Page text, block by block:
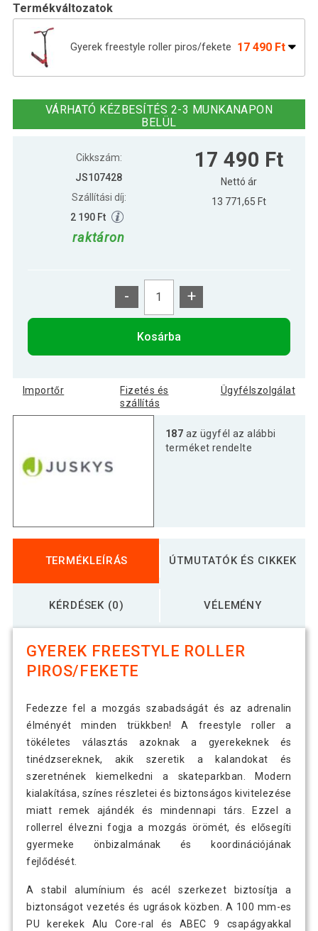
Termékváltozatok
Gyerek freestyle roller piros/fekete 17 490 Ft
Gyerek freestyle roller kék/lila 16 490 Ft
Gyerek freestyle roller lila/fekete 15 190 Ft
Gyerek freestyle roller
16 490 Ft
VÁRHATÓ KÉZBESÍTÉS 2-3 MUNKANAPON
BELÜL
Cikkszám:
JS107428
Szállítási díj:
2 190 Ft
raktáron
17 490 Ft
Nettó ár
13 771,65 Ft
- +
Kosárba
Importőr
Fizetés és
szállítás
Ügyfélszolgálat
187 az ügyfél az alábbi
terméket rendelte
TERMÉKLEÍRÁS ÚTMUTATÓK ÉS CIKKEK
KÉRDÉSEK (0) VÉLEMÉNY
GYEREK FREESTYLE ROLLER
PIROS/FEKETE
Fedezze fel a mozgás szabadságát és az adrenalin
élményét minden trükkben! A freestyle roller a
tökéletes választás azoknak a gyerekeknek és
tinédzsereknek, akik szeretik a kalandokat és
szeretnének kiemelkedni a skateparkban. Modern
kialakítása, színes részletei és biztonságos kivitelezése
miatt remek ajándék és mindennapi társ. Ezzel a
rollerrel élvezni fogja a mozgás örömét, és elősegíti
gyermeke önbizalmának és koordinációjának
fejlődését.
A stabil alumínium és acél szerkezet biztosítja a
biztonságot vezetés és ugrások közben. A 100 mm-es
PU kerekek Alu Core-ral és ABEC 9 csapágyakkal